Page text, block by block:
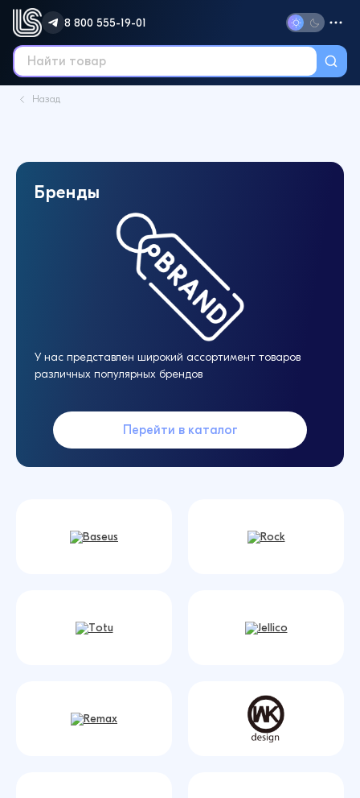
8 800 555-19-01
Назад
Бренды
У нас представлен широкий ассортимент товаров
различных популярных брендов
Перейти в каталог